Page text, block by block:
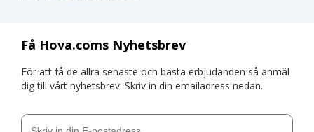
Få Hova.coms Nyhetsbrev
För att få de allra senaste och bästa erbjudanden så anmäl
dig till vårt nyhetsbrev. Skriv in din emailadress nedan.